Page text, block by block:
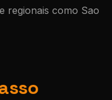
regionais como Sao